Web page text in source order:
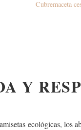
Cubremaceta
Y
ecológicas,